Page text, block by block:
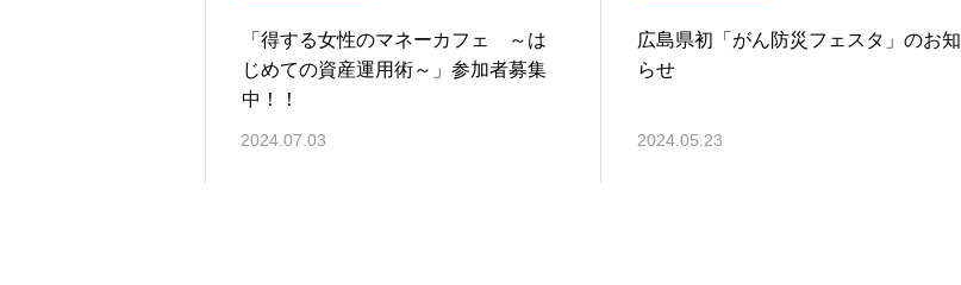
「得する女性のマネーカフェ ～は
じめての資産運用術～」参加者募集
中！！
2024.07.03
広島県初「がん防災フェスタ」のお知
らせ
2024.05.23